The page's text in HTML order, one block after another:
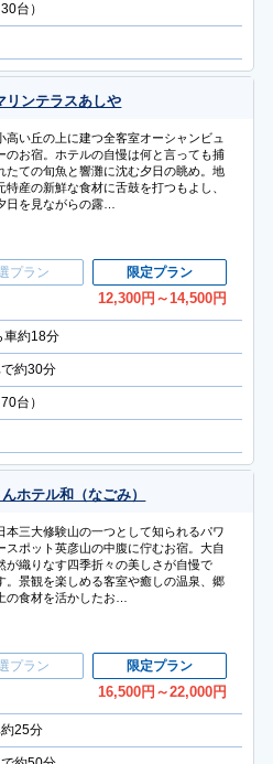
台）
リンテラスあしや
高い丘の上に建つ全客室オーシャンビュ
のお宿。ホテルの自慢は何と言っても捕
たての旬魚と響灘に沈む夕日の眺め。地
特産の新鮮な食材に舌鼓を打つもよし、
日を見ながらの露…
プラン 限定プラン
12,300円 ～14,500円
車約18分
約30分
台）
ホテル和（なごみ）
本三大修験山の一つとして知られるパワ
スポット英彦山の中腹に佇むお宿。大自
が織りなす四季折々の美しさが自慢で
。景観を楽しめる客室や癒しの温泉、郷
の食材を活かしたお…
プラン 限定プラン
16,500円 ～22,000円
25分